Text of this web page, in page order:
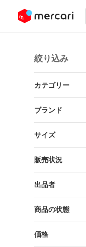
ツにスキップ
絞り込み
カテゴリー
ブランド
サイズ
販売状況
出品者
商品の状態
価格